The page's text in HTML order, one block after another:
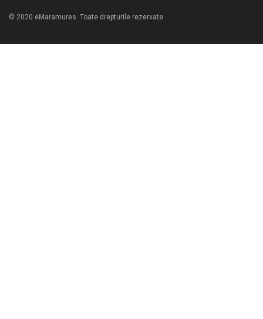
© 2020 eMaramures. Toate drepturile rezervate.